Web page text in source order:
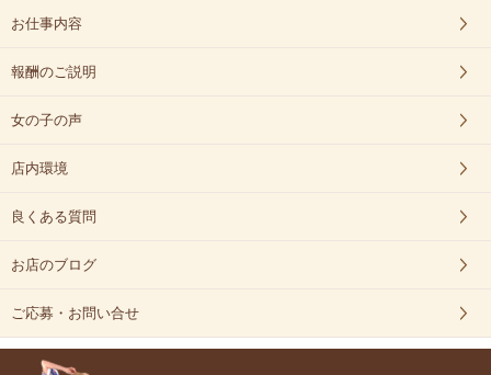
お仕事内容
報酬のご説明
女の子の声
店内環境
良くある質問
お店のブログ
ご応募・お問い合せ